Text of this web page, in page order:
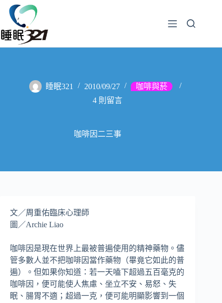
睡眠321 2010/09/27
咖啡與菸
4 則留言
咖啡因二三事
文／周重佑臨床心理師
圖／Archie Liao
咖啡因是現在世界上最被普遍使用的精神藥物。儘
管多數人並不把咖啡因當作藥物（畢竟它如此的普
遍）。但如果你知道：若一天嗑下超過五百毫克的
咖啡因，便可能使人焦慮、坐立不安、易怒、失
眠、腸胃不適；超過一克，便可能明顯影響到一個